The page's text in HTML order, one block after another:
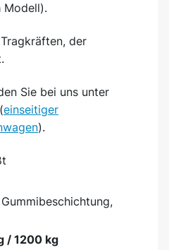
Modell).
der
Sie bei uns unter
einseitiger
).
/ 1200 kg